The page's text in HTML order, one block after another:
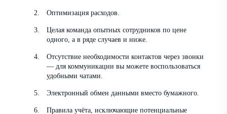
Оптимизация расходов.
Целая команда опытных сотрудников по цене
одного, а в ряде случаев и ниже.
Отсутствие необходимости контактов через звонки
— для коммуникации вы можете воспользоваться
удобными чатами.
Электронный обмен данными вместо бумажного.
Правила учёта, исключающие потенциальные